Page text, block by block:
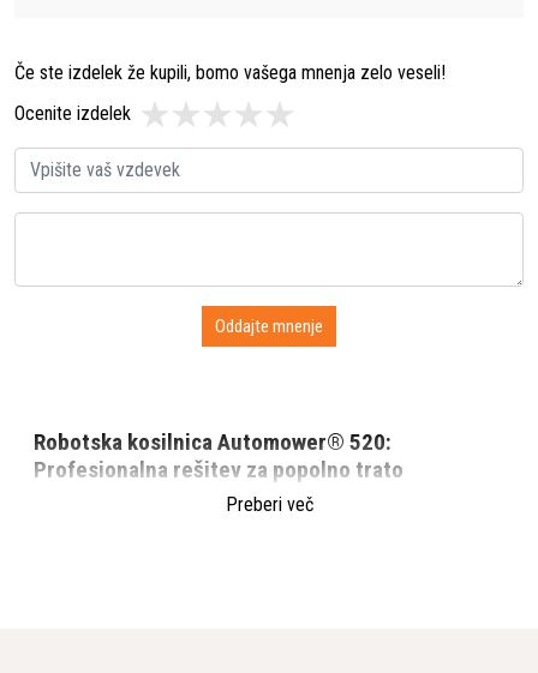
Če ste izdelek že kupili, bomo vašega mnenja zelo veseli!
Ocenite izdelek
Robotska kosilnica Automower® 520:
Profesionalna rešitev za popolno trato
Husqvarna Automower® 520je visoko zmogljiva robotska
Preberi več